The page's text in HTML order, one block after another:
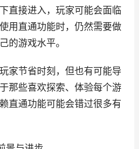
直接进入，玩家可能会面临
用直通功能时，仍然需要做
的游戏水平。
家节省时刻，但也有可能导
那些喜欢探索、体验每个游
直通功能可能会错过很多有